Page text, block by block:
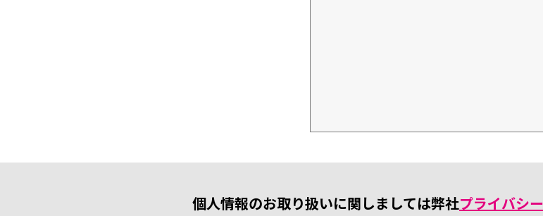
個人情報のお取り扱いに関しましては弊社プライバシ